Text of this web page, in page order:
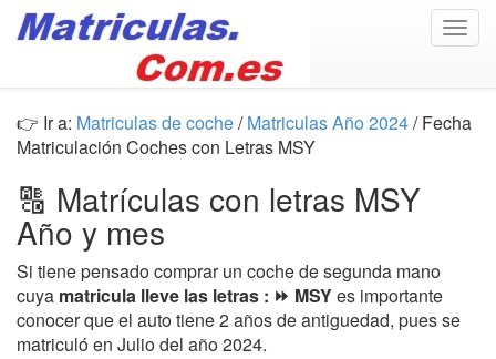
👉 Ir a: Matriculas de coche/Matriculas Año 2024/ Fecha
Matriculación Coches con Letras MSY
🔠 Matrículas con letras MSY
Año y mes
Si tiene pensado comprar un coche de segunda mano
cuya matricula lleve las letras : ⏩ MSYes importante
conocer que el auto tiene 2 años de antiguedad, pues se
matriculó en Julio del año 2024.